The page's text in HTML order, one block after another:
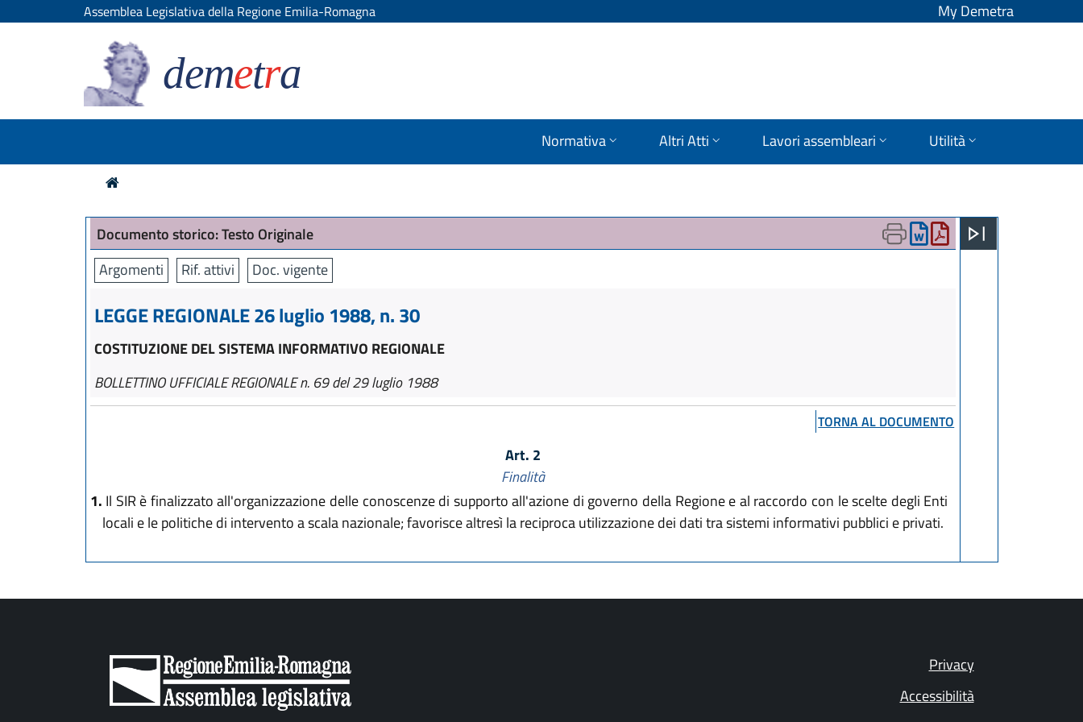
Assemblea Legislativa della Regione Emilia-Romagna My Demetra
demetra
Normativa Altri Atti Lavori assembleari Utilità
Documento storico: Testo Originale
Argomenti
Rif. attivi Doc. vigente
LEGGE REGIONALE 26 luglio 1988, n. 30
COSTITUZIONE DEL SISTEMA INFORMATIVO REGIONALE
BOLLETTINO UFFICIALE REGIONALE n. 69 del 29 luglio 1988
TORNA AL DOCUMENTO
Art. 2
Finalità
1. Il SIR è finalizzato all'organizzazione delle conoscenze di supporto all'azione di governo della Regione e al raccordo con le scelte degli Enti
locali e le politiche di intervento a scala nazionale; favorisce altresì la reciproca utilizzazione dei dati tra sistemi informativi pubblici e privati.
Privacy
Accessibilità